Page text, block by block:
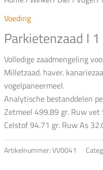
Voeding
Parkietenzaad I
Volledige zaadmengeling
Milletzaad. haver.
vogelpaneermeel.
Analytische bestanddelen
Zetmeel 499.89 gr. Ruw
Celstof 94.71 gr. Ruw As
Artikelnummer:VV0041